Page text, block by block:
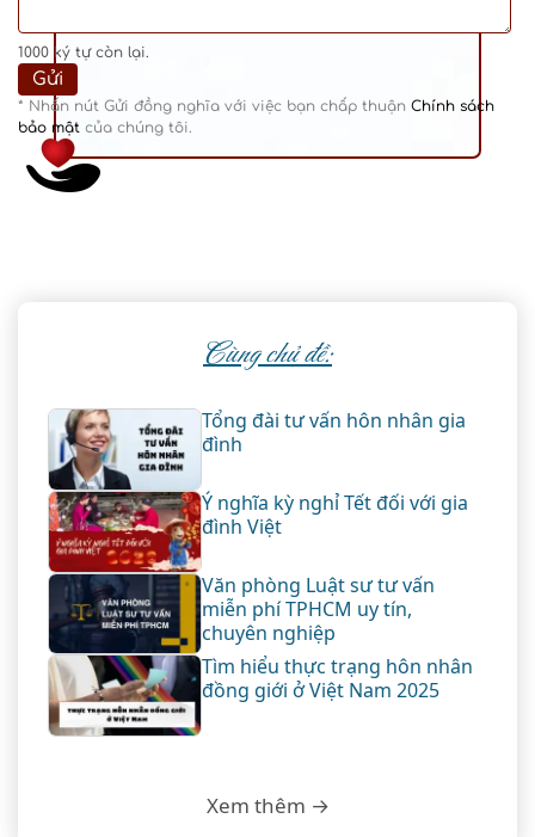
1000 ký tự còn lại.
* Nhấn nút Gửi đồng nghĩa với việc bạn chấp thuận Chính sách
bảo mật của chúng tôi.
Cùng chủ đề:
Tổng đài tư vấn hôn nhân gia
đình
Ý nghĩa kỳ nghỉ Tết đối với gia
đình Việt
Văn phòng Luật sư tư vấn
miễn phí TPHCM uy tín,
chuyên nghiệp
Tìm hiểu thực trạng hôn nhân
đồng giới ở Việt Nam 2025
Xem thêm →